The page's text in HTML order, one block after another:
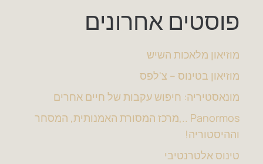
פוסטים אחרונים
מוזיאון מלאכות השיש
מוזיאון בטינוס – צ'לפס
מונאסטיריה: חיפוש עקבות של חיים אחרים
Panormos ..,מרכז המסורת האמנותית, המסחר
וההיסטוריה!
טינוס אלטרנטיבי